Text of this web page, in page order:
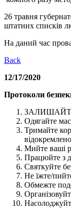
26 травня
штатних списків
На даний час
Back
12/17/2020
Протоколи
Одягайте
Тримайте
відокремлено
Мийте ваші
Працюйте з
Святкуйте
Не їжте/
Обмежте